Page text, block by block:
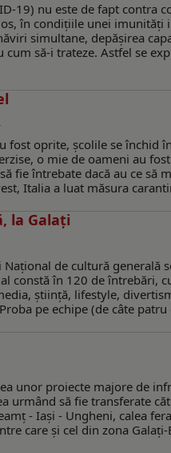
19) nu este de fapt contra
în condiţiile unei imunităţi
simultane, depăşirea
să-i trateze. Astfel se
fost oprite, şcolile se închid
o mie de oameni au
fie întrebate dacă au ce să
Italia a luat măsura
la Galaţi
de cultură generală
constă în 120 de întrebări,
ştiinţă, lifestyle,
pe echipe (de câte
unor proiecte majore de
urmând să fie transferate
- Iaşi - Ungheni, calea
care şi cel din zona